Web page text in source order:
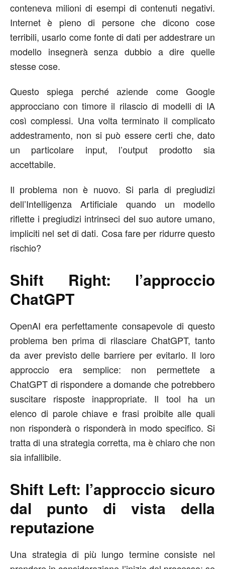
conteneva milioni di esempi di contenuti negativi.
Internet è pieno di persone che dicono cose
terribili, usarlo come fonte di dati per addestrare un
modello insegnerà senza dubbio a dire quelle
stesse cose.
Questo spiega perché aziende come Google
approcciano con timore il rilascio di modelli di IA
così complessi. Una volta terminato il complicato
addestramento, non si può essere certi che, dato
un particolare input, l’output prodotto sia
accettabile.
Il problema non è nuovo. Si parla di pregiudizi
dell’Intelligenza Artificiale quando un modello
riflette i pregiudizi intrinseci del suo autore umano,
impliciti nel set di dati. Cosa fare per ridurre questo
rischio?
Shift Right: l’approccio
ChatGPT
OpenAI era perfettamente consapevole di questo
problema ben prima di rilasciare ChatGPT, tanto
da aver previsto delle barriere per evitarlo. Il loro
approccio era semplice: non permettete a
ChatGPT di rispondere a domande che potrebbero
suscitare risposte inappropriate. Il tool ha un
elenco di parole chiave e frasi proibite alle quali
non risponderà o risponderà in modo specifico. Si
tratta di una strategia corretta, ma è chiaro che non
sia infallibile.
Shift Left: l’approccio sicuro
dal punto di vista della
reputazione
Una strategia di più lungo termine consiste nel